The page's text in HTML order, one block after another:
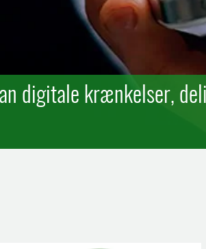
digitale krænkelser,